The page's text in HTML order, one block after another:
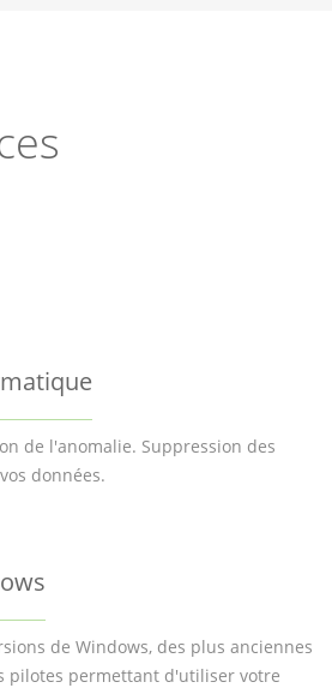
de l'anomalie. Suppression des
données.
de Windows, des plus anciennes
pilotes permettant d'utiliser votre